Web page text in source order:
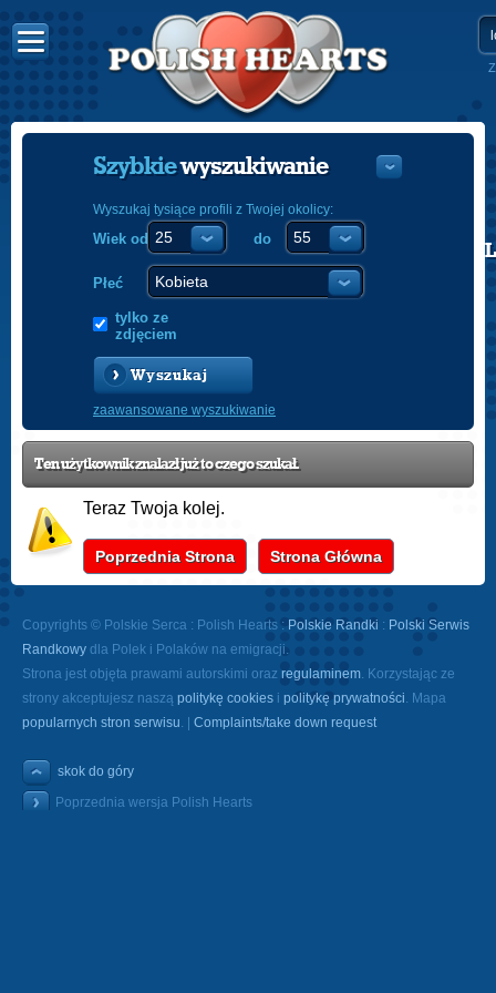
POLISH
Szybkiewyszukiwanie
Wyszukaj tysiące profili z Twojej okolicy:
Wiek od do
Płeć
tylko ze
zdjęciem
Wyszukaj
zaawansowane wyszukiwanie
Ten użytkownik znalazł już to czego szukał.
Teraz Twoja kolej.
Poprzednia Strona Strona Główna
Copyrights © Polskie Serca : Polish Hearts : Polskie Randki : Polski Serwis
Randkowy dla Polek i Polaków na emigracji.
Strona jest objęta prawami autorskimi oraz regulaminem. Korzystając ze
strony akceptujesz naszą politykę cookies i politykę prywatności. Mapa
popularnych stron serwisu. | Complaints/take down request
skok do góry
Poprzednia wersja Polish Hearts